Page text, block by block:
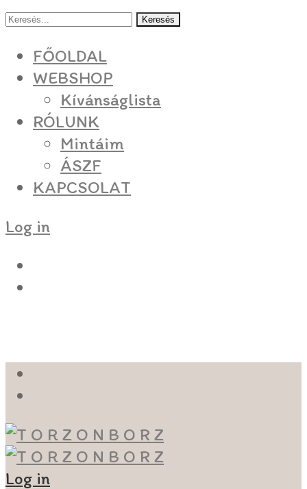
Keresés
FŐOLDAL
WEBSHOP
Kívánságlista
RÓLUNK
Mintáim
ÁSZF
KAPCSOLAT
Log in
Log in